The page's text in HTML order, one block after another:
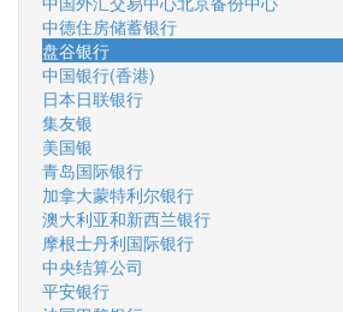
中德住房储蓄银行
盘谷银行
中国银行(香港)
日本日联银行
集友银
美国银
青岛国际银行
加拿大蒙特利尔银行
澳大利亚和新西兰银行
摩根士丹利国际银行
中央结算公司
平安银行